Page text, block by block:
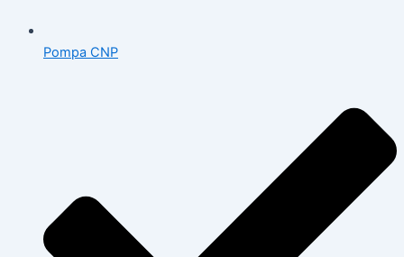
Pompa CNP